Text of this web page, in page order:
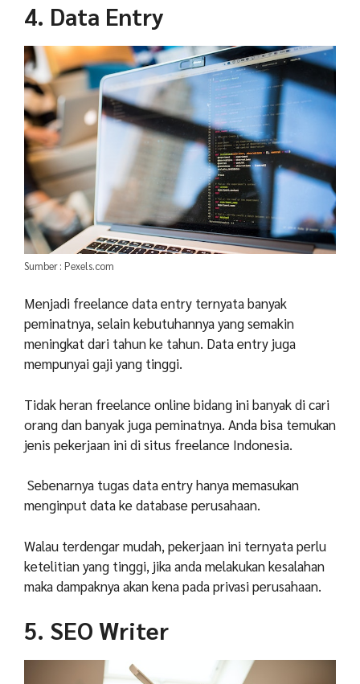
4. Data Entry
Sumber : Pexels.com
Menjadi freelance data entry ternyata banyak
peminatnya, selain kebutuhannya yang semakin
meningkat dari tahun ke tahun. Data entry juga
mempunyai gaji yang tinggi.
Tidak heran freelance online bidang ini banyak di cari
orang dan banyak juga peminatnya. Anda bisa temukan
jenis pekerjaan ini di situs freelance Indonesia.
Sebenarnya tugas data entry hanya memasukan
menginput data ke database perusahaan.
Walau terdengar mudah, pekerjaan ini ternyata perlu
ketelitian yang tinggi, jika anda melakukan kesalahan
maka dampaknya akan kena pada privasi perusahaan.
5. SEO Writer